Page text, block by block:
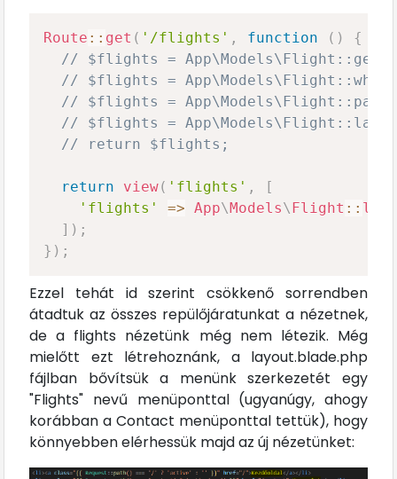
Route :: get ( '/flights' , function ( )
{
// $flights = App\Models\Flight::get();
// $flights =
// $flights =
// $flights =
// return $flights;
return view( 'flights' ,
[
'flights'
=> App\ Models\ Flight ::
] ) ;
} ) ;
Ezzel tehát id szerint csökkenő sorrendben
átadtuk az összes repülőjáratunkat a nézetnek,
de a flights nézetünk még nem létezik. Még
mielőtt ezt létrehoznánk, a layout.blade.php
fájlban bővítsük a menünk szerkezetét egy
"Flights" nevű menüponttal (ugyanúgy, ahogy
korábban a Contact menüponttal tettük), hogy
könnyebben elérhessük majd az új nézetünket: